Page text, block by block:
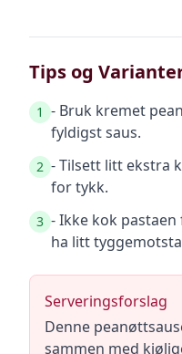
Tips og
1 - Bruk kremet
fyldigst saus.
2 - Tilsett litt ekstra
for tykk.
3 - Ikke kok
ha litt
Serveringsforslag
Denne
sammen med